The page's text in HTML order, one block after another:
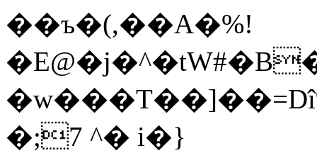
��ъ�(,��A�%!
�;7 ^� i�}